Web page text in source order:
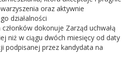
oraz aktywnie
działalności
dokonuje Zarząd uchwałą
niż w ciągu dwóch miesięcy od daty
podpisanej przez kandydata na